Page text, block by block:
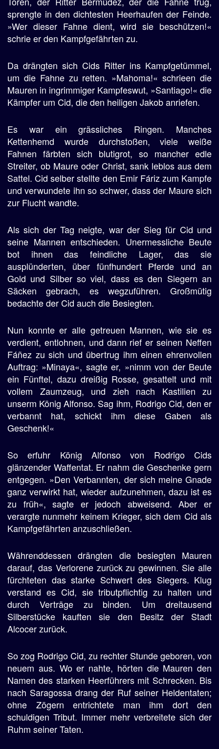
sprengte in den dichtesten Heerhaufen der Feinde.
»Wer dieser Fahne dient, wird sie beschützen!«
schrie er den Kampfgefährten zu.
Da drängten sich Cids Ritter ins Kampfgetümmel,
um die Fahne zu retten. »Mahoma!« schrieen die
Mauren in ingrimmiger Kampfeswut, »Santiago!« die
Kämpfer um Cid, die den heiligen Jakob anriefen.
Es war ein grässliches Ringen. Manches
Kettenhemd wurde durchstoßen, viele weiße
Fahnen färbten sich blutigrot, so mancher edle
Streiter, ob Maure oder Christ, sank leblos aus dem
Sattel. Cid selber stellte den Emir Fáriz zum Kampfe
und verwundete ihn so schwer, dass der Maure sich
zur Flucht wandte.
Als sich der Tag neigte, war der Sieg für Cid und
seine Mannen entschieden. Unermessliche Beute
bot ihnen das feindliche Lager, das sie
ausplünderten, über fünfhundert Pferde und an
Gold und Silber so viel, dass es den Siegern an
Säcken gebrach, es wegzuführen. Großmütig
bedachte der Cid auch die Besiegten.
Nun konnte er alle getreuen Mannen, wie sie es
verdient, entlohnen, und dann rief er seinen Neffen
Fáñez zu sich und übertrug ihm einen ehrenvollen
Auftrag: »Minaya«, sagte er, »nimm von der Beute
ein Fünftel, dazu dreißig Rosse, gesattelt und mit
vollem Zaumzeug, und zieh nach Kastilien zu
unserm König Alfonso. Sag ihm, Rodrigo Cid, den er
verbannt hat, schickt ihm diese Gaben als
Geschenk!«
So erfuhr König Alfonso von Rodrigo Cids
glänzender Waffentat. Er nahm die Geschenke gern
entgegen. »Den Verbannten, der sich meine Gnade
ganz verwirkt hat, wieder aufzunehmen, dazu ist es
zu früh«, sagte er jedoch abweisend. Aber er
verargte nunmehr keinem Krieger, sich dem Cid als
Kampfgefährten anzuschließen.
Währenddessen drängten die besiegten Mauren
darauf, das Verlorene zurück zu gewinnen. Sie alle
fürchteten das starke Schwert des Siegers. Klug
verstand es Cid, sie tributpflichtig zu halten und
durch Verträge zu binden. Um dreitausend
Silberstücke kauften sie den Besitz der Stadt
Alcocer zurück.
So zog Rodrigo Cid, zu rechter Stunde geboren, von
neuem aus. Wo er nahte, hörten die Mauren den
Namen des starken Heerführers mit Schrecken. Bis
nach Saragossa drang der Ruf seiner Heldentaten;
ohne Zögern entrichtete man ihm dort den
schuldigen Tribut. Immer mehr verbreitete sich der
Ruhm seiner Taten.